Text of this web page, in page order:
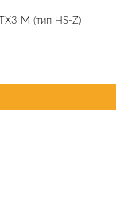
М (тип HS-Z)